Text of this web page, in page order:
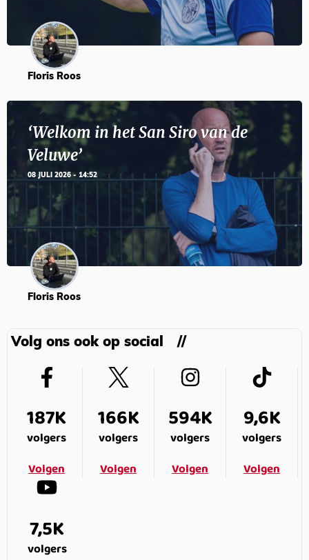
Floris Roos
‘Welkom in het San Siro van de
Veluwe’
08 JULI 2026 - 14:52
Floris Roos
Volg ons ook op social
187K
volgers
Volgen
166K
volgers
Volgen
594K
volgers
Volgen
9,6K
volgers
Volgen
7,5K
volgers